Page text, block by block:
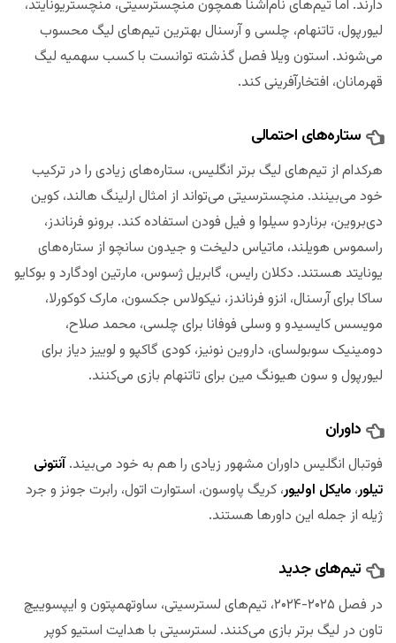
دارند. اما تیم‌های نام‌آشنا همچون منچسترسیتی، منچستریونایتد،
لیورپول، تاتنهام، چلسی و آرسنال بهترین تیم‌های لیگ محسوب
می‌شوند. استون ویلا فصل گذشته توانست با کسب سهمیه لیگ
قهرمانان، افتخارآفرینی کند.
ستاره‌های احتمالی
هرکدام از تیم‌های لیگ برتر انگلیس، ستاره‌های زیادی را در ترکیب
خود می‌بینند. منچسترسیتی می‌تواند از امثال ارلینگ هالند، کوین
دی‌بروین، برناردو سیلوا و فیل فودن استفاده کند. برونو فرناندز،
راسموس هویلند، ماتیاس دلیخت و جیدون سانچو از ستاره‌های
یونایتد هستند. دکلان رایس، گابریل ژسوس، مارتین اودگارد و بوکایو
ساکا برای آرسنال، انزو فرناندز، نیکولاس جکسون، مارک کوکورلا،
مویسس کایسیدو و وسلی فوفانا برای چلسی، محمد صلاح،
دومینیک سوبولسای، داروین نونیز، کودی گاکپو و لوییز دیاز برای
لیورپول و سون هیونگ مین برای تاتنهام بازی می‌کنند.
داوران
فوتبال انگلیس داوران مشهور زیادی را هم به خود می‌بیند.آنتونی
تیلور، مایکل اولیور، کریگ پاوسون، استوارت اتول، رابرت جونز و جرد
ژیله از جمله این داورها هستند.
تیم‌های جدید
در فصل ۲۰۲۵-۲۰۲۴، تیم‌های لسترسیتی، ساوتهمپتون و ایپسوییچ
تاون در لیگ برتر بازی می‌کنند. لسترسیتی با هدایت استیو کوپر